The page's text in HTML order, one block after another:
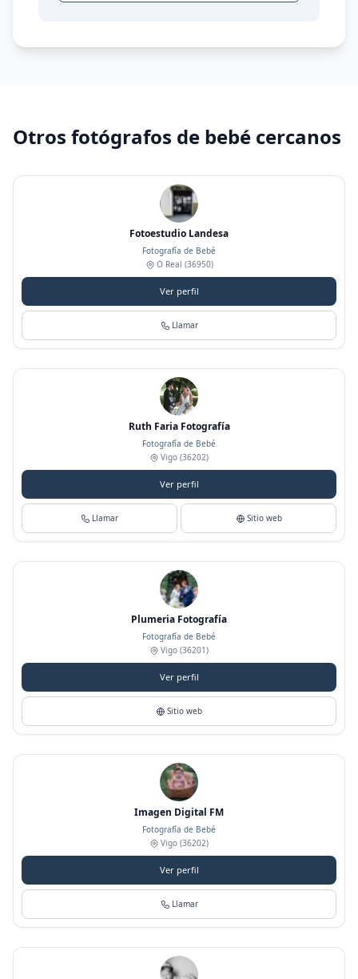
Otros fotógrafos de bebé cercanos
Fotoestudio Landesa
Fotografía de Bebé
O Real (36950)
Ver perfil
Llamar
Ruth Faria Fotografía
Fotografía de Bebé
Vigo (36202)
Ver perfil
Llamar Sitio web
Plumeria Fotografía
Fotografía de Bebé
Vigo (36201)
Ver perfil
Sitio web
Imagen Digital FM
Fotografía de Bebé
Vigo (36202)
Ver perfil
Llamar